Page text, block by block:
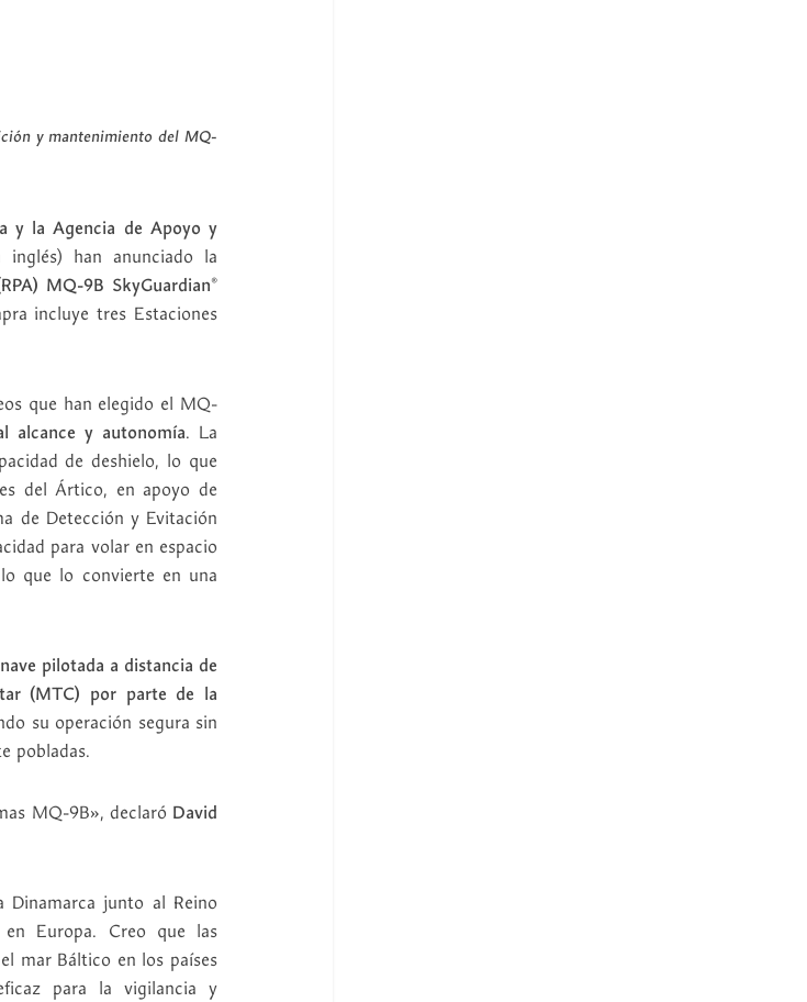
y mantenimiento del MQ-
y la Agencia de Apoyo y
han anunciado la
MQ-9B SkyGuardian®
incluye tres Estaciones
que han elegido el MQ-
alcance y autonomía. La
de deshielo, lo que
del Ártico, en apoyo de
de Detección y Evitación
para volar en espacio
que lo convierte en una
pilotada a distancia de
(MTC) por parte de la
su operación segura sin
pobladas.
MQ-9B», declaró David
junto al Reino
Europa. Creo que las
mar Báltico en los países
para la vigilancia y